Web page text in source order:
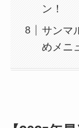
ン！
サンマ
めメニ